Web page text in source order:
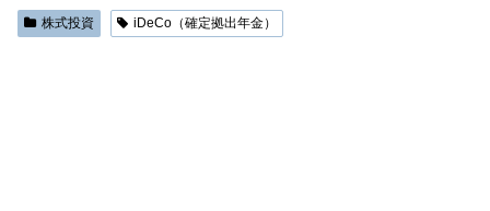
株式投資 iDeCo（確定拠出年金）